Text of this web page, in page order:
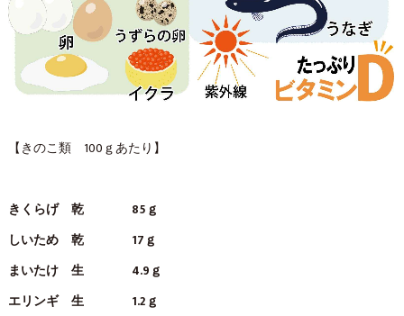
【きのこ類 100ｇあたり】
きくらげ 乾 85ｇ
しいため 乾 17ｇ
まいたけ 生 4.9ｇ
エリンギ 生 1.2ｇ